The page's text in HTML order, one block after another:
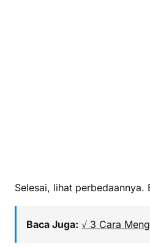
Selesai, lihat
Baca Juga: √ 3 Cara